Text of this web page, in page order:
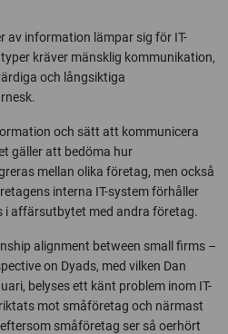
av information lämpar sig för IT-
kräver mänsklig kommunikation,
och långsiktiga
och sätt att kommunicera
gäller att bedöma hur
mellan olika företag, men också
interna IT-system förhåller
i affärsutbytet med andra företag.
alignment between small firms –
on Dyads, med vilken Dan
belyses ett känt problem inom IT-
mot småföretag och närmast
eftersom småföretag ser så oerhört